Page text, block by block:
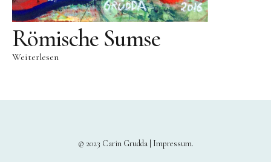
Römische Sumse
Weiterlesen
© 2023 Carin Grudda | Impressum